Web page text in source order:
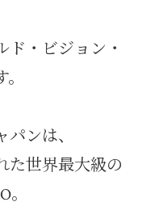
ド・ビジョン・
ンは、
た世界最大級の